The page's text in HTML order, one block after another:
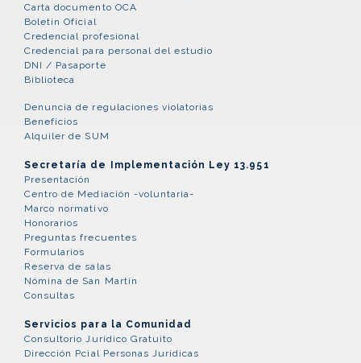
Carta documento OCA
Boletín Oficial
Credencial profesional
Credencial para personal del estudio
DNI / Pasaporte
Biblioteca
Denuncia de regulaciones violatorias
Beneficios
Alquiler de SUM
Secretaría de Implementación Ley 13.951
Presentación
Centro de Mediación -voluntaria-
Marco normativo
Honorarios
Preguntas frecuentes
Formularios
Reserva de salas
Nómina de San Martín
Consultas
Servicios para la Comunidad
Consultorio Jurídico Gratuito
Dirección Pcial Personas Jurídicas